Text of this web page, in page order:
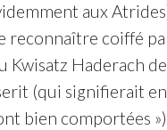
aux
reconnaître coiffé
Kwisatz Haderach
(qui signifierait
bien comportées